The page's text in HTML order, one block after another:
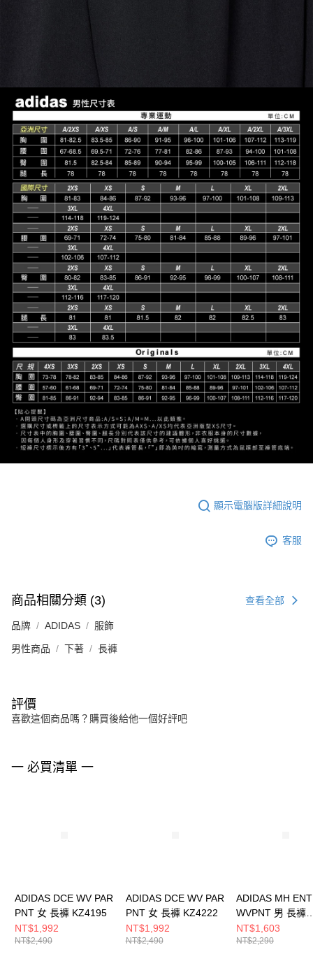
顯示電腦版詳細說明
客服
商品相關分類 (3) 查看全部
品牌 ADIDAS 服飾
男性商品 下著 長褲
評價
喜歡這個商品嗎？購買後給他一個好評吧
一 必買清單 一
ADIDAS DCE WV PAR
PNT 女 長褲 KZ4195
NT$1,992
NT$2,490
ADIDAS DCE WV PAR
PNT 女 長褲 KZ4222
NT$1,992
NT$2,490
ADIDAS MH ENT
WVPNT 男 長褲
KC2878
NT$1,603
NT$2,290